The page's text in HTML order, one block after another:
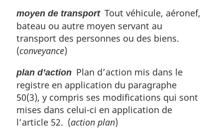
moyen de transportTout véhicule, aéronef,
bateau ou autre moyen servant au
transport des personnes ou des biens.
(conveyance)
plan d’action Plan d’action mis dans le
registre en application du paragraphe
50(3), y compris ses modifications qui sont
mises dans celui-ci en application de
l’article 52. (action plan)